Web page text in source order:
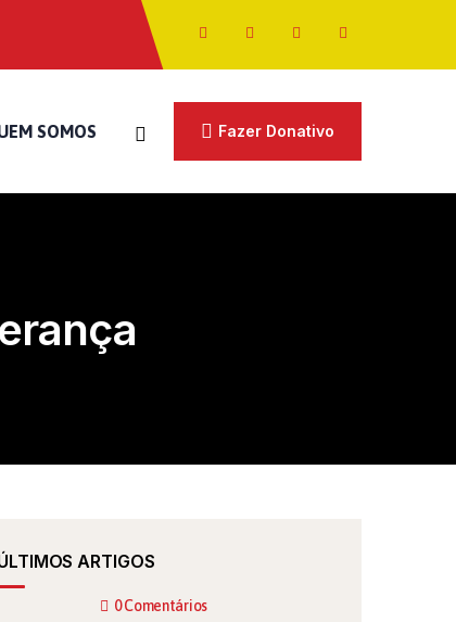
SOMOS Fazer Donativo
ARTIGOS
0 Comentários